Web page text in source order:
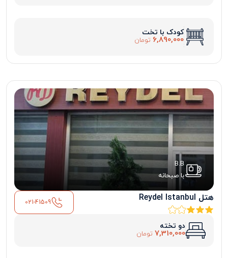
کودک با تخت
6,890,000 تومان
B.B
با صبحانه
هتل Reydel Istanbul 021-41509
دو تخته
7,310,000 تومان